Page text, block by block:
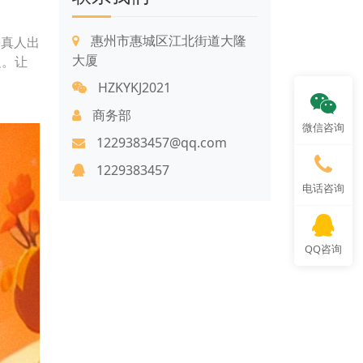
人出
让
惠州市惠城区江北街道大隆
大厦
HZKYKJ2021
商务部
1229383457@qq.com
1229383457
微信咨询
电话咨询
QQ咨询